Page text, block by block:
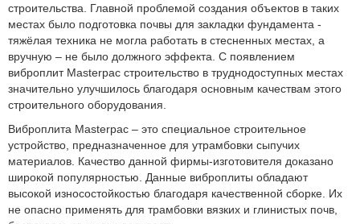
строительства. Главной проблемой создания объектов в таких
местах было подготовка почвы для закладки фундамента -
тяжёлая техника не могла работать в стесненных местах, а
вручную – не было должного эффекта. С появлением
виброплит Masterpac строительство в труднодоступных местах
значительно улучшилось благодаря основным качествам этого
строительного оборудования.
Виброплита Masterpac – это специальное строительное
устройство, предназначенное для утрамбовки сыпучих
материалов. Качество данной фирмы-изготовителя доказано
широкой популярностью. Данные виброплиты обладают
высокой износостойкостью благодаря качественной сборке. Их
не опасно применять для трамбовки вязких и глинистых почв,